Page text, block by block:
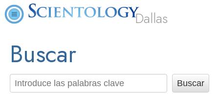
Dallas
Buscar